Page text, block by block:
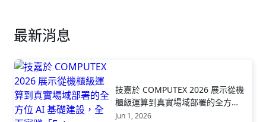
最新消息
技嘉於 COMPUTEX 2026 展示從機
櫃級運算到真實場域部署的全方位
AI 基礎建設，全面實踐「Future
Jun 1, 2026